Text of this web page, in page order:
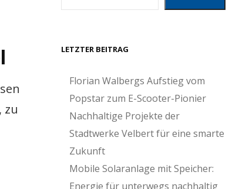
zu
LETZTER BEITRAG
Florian Walbergs Aufstieg vom
Popstar zum E-Scooter-Pionier
Nachhaltige Projekte der
Stadtwerke Velbert für eine smarte
Zukunft
Mobile Solaranlage mit Speicher:
Energie für unterwegs nachhaltig